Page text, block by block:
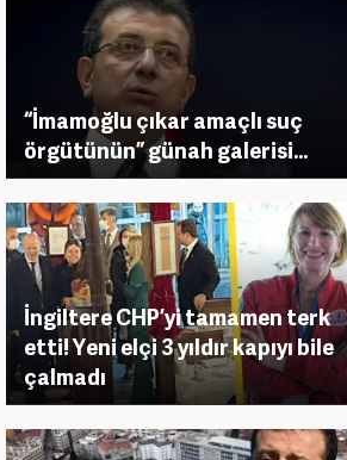
“İmamoğlu çıkar amaçlı suç
örgütünün” günah galerisi…
İngiltere CHP’yi tamamen terk
etti! Yeni elçi 3 yıldır kapıyı bile
çalmadı